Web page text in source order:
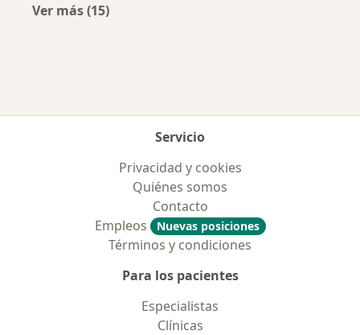
Ver más (15)
Servicio
Privacidad y cookies
Quiénes somos
Contacto
Empleos
Nuevas posiciones
Términos y condiciones
Para los pacientes
Especialistas
Clínicas